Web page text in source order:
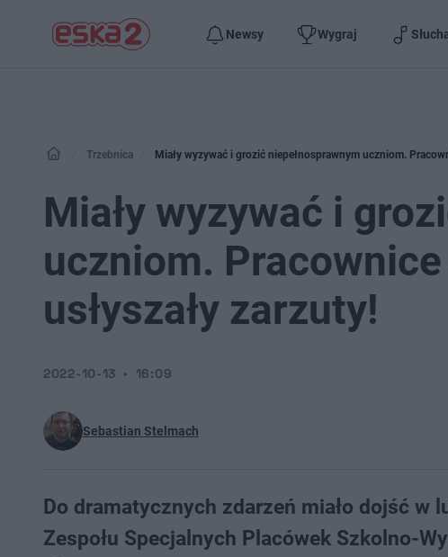
Newsy Wygraj
Trzebnica Miały wyzywać i grozić niepełnosprawnym uczniom.
Miały wyzywać i
uczniom.
usłyszały zarzuty!
Sebastian Stelmach
2022-10-13 16:09
Do dramatycznych zdarzeń miało dojść w
Zespołu Specjalnych Placówek Szkolno-